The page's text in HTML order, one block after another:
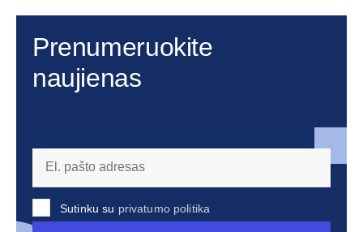
Prenumeruokite
naujienas
Sutinku su privatumo politika